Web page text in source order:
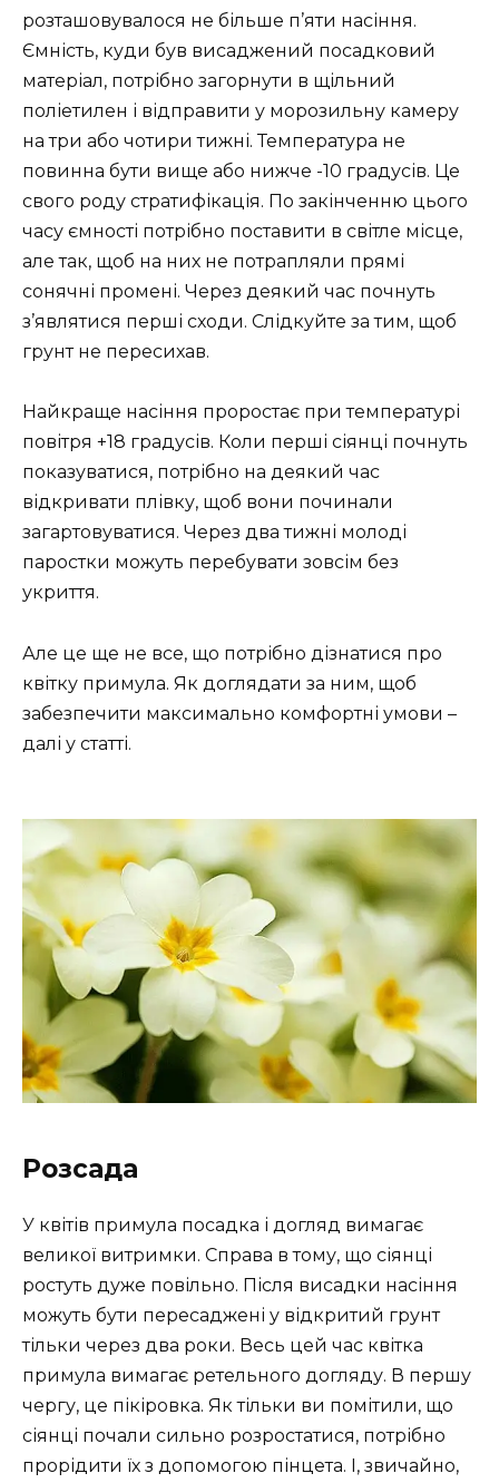
розташовувалося не більше п’яти насіння.
Ємність, куди був висаджений посадковий
матеріал, потрібно загорнути в щільний
поліетилен і відправити у морозильну камеру
на три або чотири тижні. Температура не
повинна бути вище або нижче -10 градусів. Це
свого роду стратифікація. По закінченню цього
часу ємності потрібно поставити в світле місце,
але так, щоб на них не потрапляли прямі
сонячні промені. Через деякий час почнуть
з’являтися перші сходи. Слідкуйте за тим, щоб
грунт не пересихав.
Найкраще насіння проростає при температурі
повітря +18 градусів. Коли перші сіянці почнуть
показуватися, потрібно на деякий час
відкривати плівку, щоб вони починали
загартовуватися. Через два тижні молоді
паростки можуть перебувати зовсім без
укриття.
Але це ще не все, що потрібно дізнатися про
квітку примула. Як доглядати за ним, щоб
забезпечити максимально комфортні умови –
далі у статті.
Розсада
У квітів примула посадка і догляд вимагає
великої витримки. Справа в тому, що сіянці
ростуть дуже повільно. Після висадки насіння
можуть бути пересаджені у відкритий грунт
тільки через два роки. Весь цей час квітка
примула вимагає ретельного догляду. В першу
чергу, це пікіровка. Як тільки ви помітили, що
сіянці почали сильно розростатися, потрібно
прорідити їх з допомогою пінцета. І, звичайно,